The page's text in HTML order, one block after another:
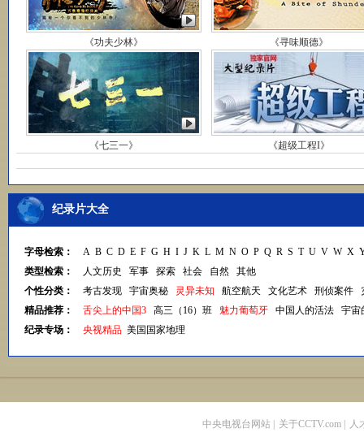
《功夫少林》 《寻味顺德》
《七三一》 《超级工程I》
纪录片大全
字母检索： A B C D E F G H I J K L M N O P Q R S T U V W X
类型检索：
人文历史 军事 探索 社会 自然
其他
个性分类：
考古发现 宇宙奥秘 灵异未知 航空航天 文化艺术 刑侦案件
精品推荐：
舌尖上的中国3 高三（16）班 魅力葡萄牙 中国人的活法
宇宙
纪录专场：
央视精品 美国国家地理
中央电视台网站 关于CCTV.com 人